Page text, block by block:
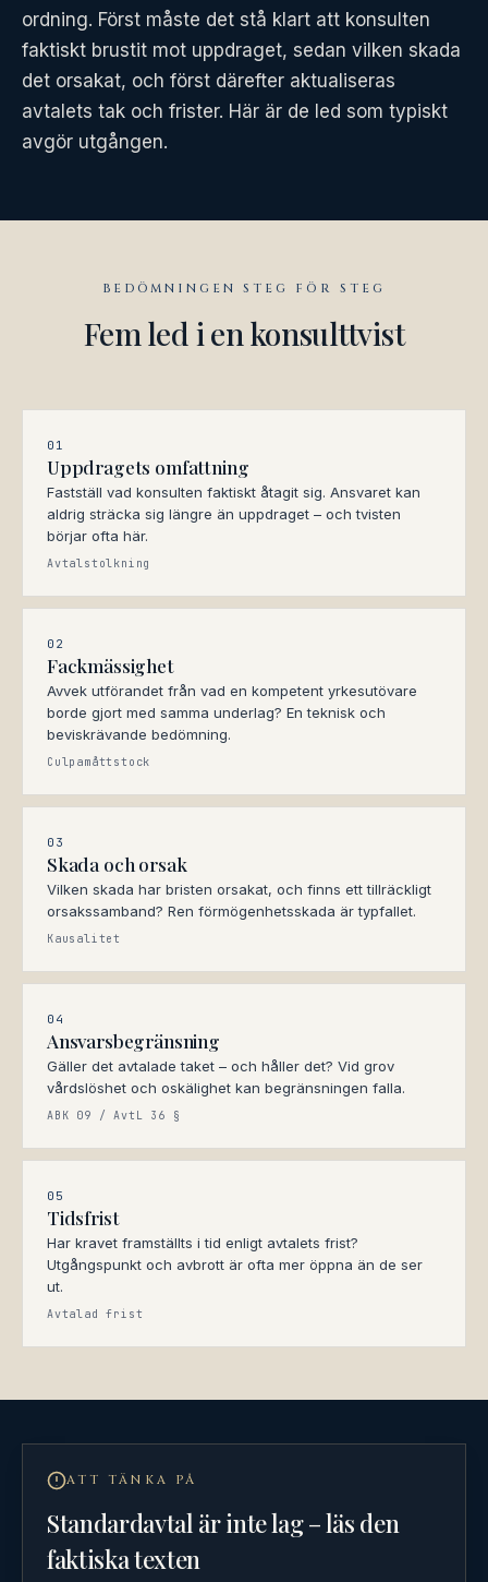
ordning. Först måste det stå klart att konsulten
faktiskt brustit mot uppdraget, sedan vilken skada
det orsakat, och först därefter aktualiseras
avtalets tak och frister. Här är de led som typiskt
avgör utgången.
BEDÖMNINGEN STEG FÖR STEG
Fem led i en konsulttvist
01
Uppdragets omfattning
Fastställ vad konsulten faktiskt åtagit sig. Ansvaret kan
aldrig sträcka sig längre än uppdraget – och tvisten
börjar ofta här.
Avtalstolkning
02
Fackmässighet
Avvek utförandet från vad en kompetent yrkesutövare
borde gjort med samma underlag? En teknisk och
beviskrävande bedömning.
Culpamåttstock
03
Skada och orsak
Vilken skada har bristen orsakat, och finns ett tillräckligt
orsakssamband? Ren förmögenhetsskada är typfallet.
Kausalitet
04
Ansvarsbegränsning
Gäller det avtalade taket – och håller det? Vid grov
vårdslöshet och oskälighet kan begränsningen falla.
ABK 09 / AvtL 36 §
05
Tidsfrist
Har kravet framställts i tid enligt avtalets frist?
Utgångspunkt och avbrott är ofta mer öppna än de ser
ut.
Avtalad frist
ATT TÄNKA PÅ
Standardavtal är inte lag – läs den
faktiska texten